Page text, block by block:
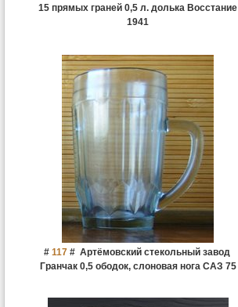
15 прямых граней 0,5 л. долька Восстание
1941
# 117# Артёмовский стекольный завод
Гранчак 0,5 ободок, слоновая нога САЗ 75